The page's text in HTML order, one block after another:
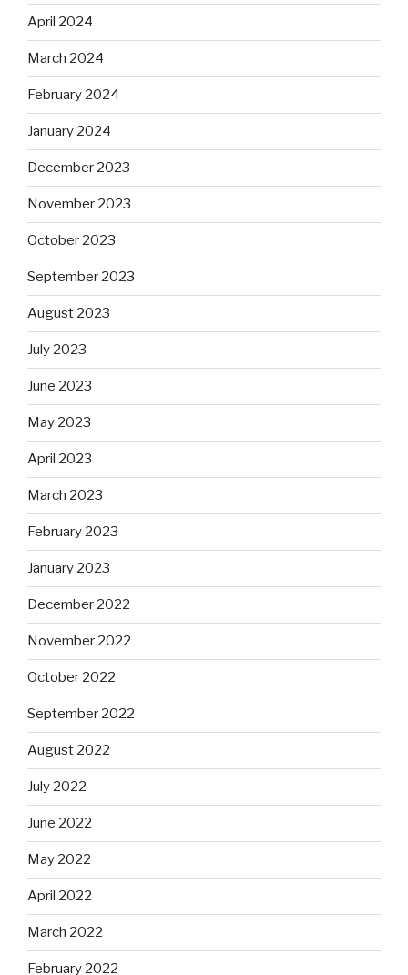
April 2024
March 2024
February 2024
January 2024
December 2023
November 2023
October 2023
September 2023
August 2023
July 2023
June 2023
May 2023
April 2023
March 2023
February 2023
January 2023
December 2022
November 2022
October 2022
September 2022
August 2022
July 2022
June 2022
May 2022
April 2022
March 2022
February 2022